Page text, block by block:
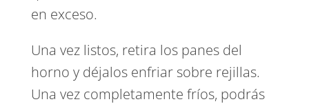
en exceso.
Una vez listos, retira los panes del
horno y déjalos enfriar sobre rejillas.
Una vez completamente fríos, podrás